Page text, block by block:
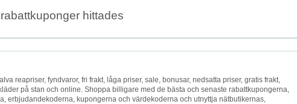
hittades
reapriser, fyndvaror, fri frakt, låga priser, sale, bonusar, nedsatta priser, gratis frakt,
på stan och online. Shoppa billigare med de bästa och senaste rabattkupongerna,
erbjudandekoderna, kupongerna och värdekoderna och utnyttja nätbutikernas,